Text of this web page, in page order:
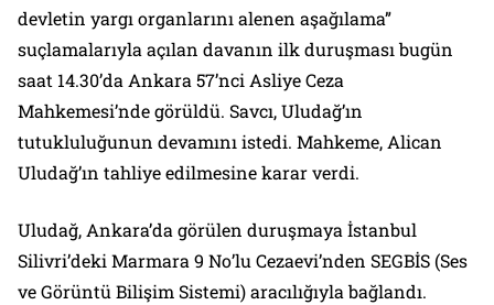
devletin yargı organlarını alenen aşağılama”
suçlamalarıyla açılan davanın ilk duruşması bugün
saat 14.30’da Ankara 57’nci Asliye Ceza
Mahkemesi’nde görüldü. Savcı, Uludağ’ın
tutukluluğunun devamını istedi. Mahkeme, Alican
Uludağ’ın tahliye edilmesine karar verdi.
Uludağ, Ankara’da görülen duruşmaya İstanbul
Silivri’deki Marmara 9 No’lu Cezaevi’nden SEGBİS (Ses
ve Görüntü Bilişim Sistemi) aracılığıyla bağlandı.